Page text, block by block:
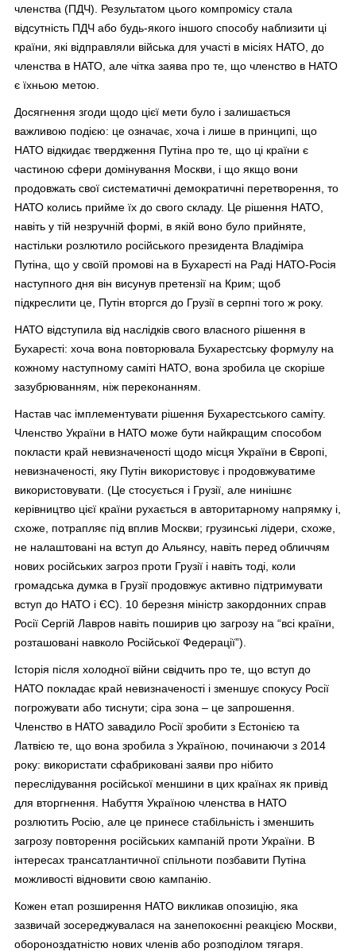
членства (ПДЧ). Результатом цього компромісу стала
відсутність ПДЧ або будь-якого іншого способу наблизити ці
країни, які відправляли війська для участі в місіях НАТО, до
членства в НАТО, але чітка заява про те, що членство в НАТО
є їхньою метою.
Досягнення згоди щодо цієї мети було і залишається
важливою подією: це означає, хоча і лише в принципі, що
НАТО відкидає твердження Путіна про те, що ці країни є
частиною сфери домінування Москви, і що якщо вони
продовжать свої систематичні демократичні перетворення, то
НАТО колись прийме їх до свого складу. Це рішення НАТО,
навіть у тій незручній формі, в якій воно було прийняте,
настільки розлютило російського президента Владіміра
Путіна, що у своїй промові на в Бухаресті на Раді НАТО-Росія
наступного дня він висунув претензії на Крим; щоб
підкреслити це, Путін вторгся до Грузії в серпні того ж року.
НАТО відступила від наслідків свого власного рішення в
Бухаресті: хоча вона повторювала Бухарестську формулу на
кожному наступному саміті НАТО, вона зробила це скоріше
зазубрюванням, ніж переконанням.
Настав час імплементувати рішення Бухарестського саміту.
Членство України в НАТО може бути найкращим способом
покласти край невизначеності щодо місця України в Європі,
невизначеності, яку Путін використовує і продовжуватиме
використовувати. (Це стосується і Грузії, але нинішнє
керівництво цієї країни рухається в авторитарному напрямку і,
схоже, потрапляє під вплив Москви; грузинські лідери, схоже,
не налаштовані на вступ до Альянсу, навіть перед обличчям
нових російських загроз проти Грузії і навіть тоді, коли
громадська думка в Грузії продовжує активно підтримувати
вступ до НАТО і ЄС). 10 березня міністр закордонних справ
Росії Сергій Лавров навіть поширив цю загрозу на “всі країни,
розташовані навколо Російської Федерації”).
Історія після холодної війни свідчить про те, що вступ до
НАТО покладає край невизначеності і зменшує спокусу Росії
погрожувати або тиснути; сіра зона – це запрошення.
Членство в НАТО завадило Росії зробити з Естонією та
Латвією те, що вона зробила з Україною, починаючи з 2014
року: використати сфабриковані заяви про нібито
переслідування російської меншини в цих країнах як привід
для вторгнення. Набуття Україною членства в НАТО
розлютить Росію, але це принесе стабільність і зменшить
загрозу повторення російських кампаній проти України. В
інтересах трансатлантичної спільноти позбавити Путіна
можливості відновити свою кампанію.
Кожен етап розширення НАТО викликав опозицію, яка
зазвичай зосереджувалася на занепокоєнні реакцією Москви,
обороноздатністю нових членів або розподілом тягаря.